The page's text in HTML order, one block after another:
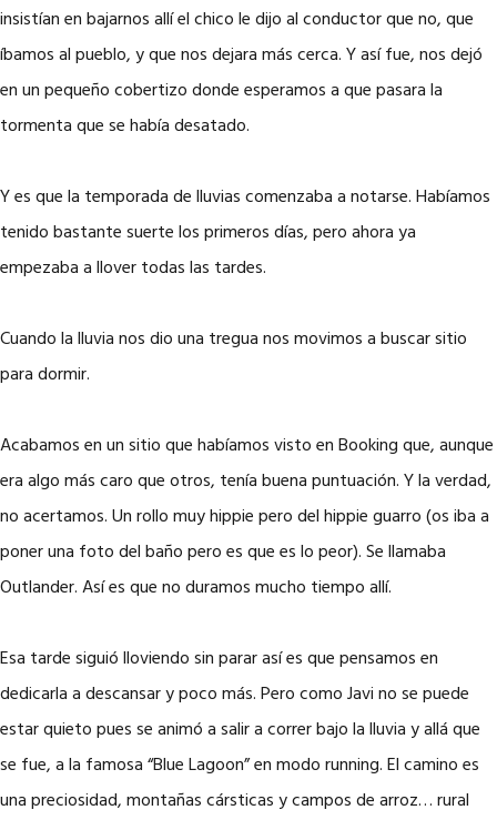
insistían en bajarnos allí el chico le dijo al conductor que no, que
íbamos al pueblo, y que nos dejara más cerca. Y así fue, nos dejó
en un pequeño cobertizo donde esperamos a que pasara la
tormenta que se había desatado.
Y es que la temporada de lluvias comenzaba a notarse. Habíamos
tenido bastante suerte los primeros días, pero ahora ya
empezaba a llover todas las tardes.
Cuando la lluvia nos dio una tregua nos movimos a buscar sitio
para dormir.
Acabamos en un sitio que habíamos visto en Booking que, aunque
era algo más caro que otros, tenía buena puntuación. Y la verdad,
no acertamos. Un rollo muy hippie pero del hippie guarro (os iba a
poner una foto del baño pero es que es lo peor). Se llamaba
Outlander. Así es que no duramos mucho tiempo allí.
Esa tarde siguió lloviendo sin parar así es que pensamos en
dedicarla a descansar y poco más. Pero como Javi no se puede
estar quieto pues se animó a salir a correr bajo la lluvia y allá que
se fue, a la famosa “Blue Lagoon” en modo running. El camino es
una preciosidad, montañas cársticas y campos de arroz… rural